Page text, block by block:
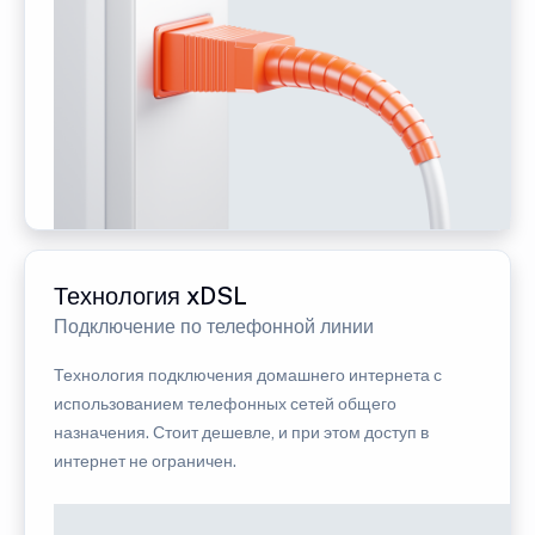
Технология xDSL
Подключение по телефонной линии
Технология подключения домашнего интернета с
использованием телефонных сетей общего
назначения. Стоит дешевле, и при этом доступ в
интернет не ограничен.